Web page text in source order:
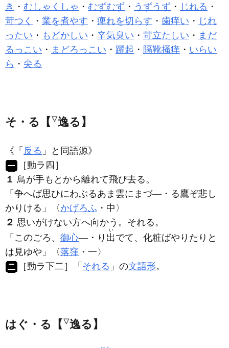
き ・ むしゃくしゃ ・ むずむず ・ うずうず ・ じれる ・
苛つく
・ 業を煮やす ・ 痺れを切らす ・ 歯痒い ・ じれ
ったい ・ もどかしい ・ 辛気臭い ・ 苛立たしい ・ まだ
るっこい ・ まどろっこい ・ 躍起 ・ 隔靴掻痒 ・ いらい
ら ・ 尖る
そ・る【 ▽逸る】
《「 反る 」と同語源》
［動ラ四］
１ 鳥が手もとから離れて飛び去る。
「争へば思ひにわぶるあま雲にまづ―・る鷹ぞ悲し
かりける」〈 かげろふ ・中〉
２ 思いがけない方へ向かう。それる。
「このごろ、 御心―・り 出
い
でて、化粧ばやりたりと
は見ゆや」〈落窪 ・一〉
［動ラ下二］
「 それる 」の文語形。
はぐ・る【 ▽逸る】